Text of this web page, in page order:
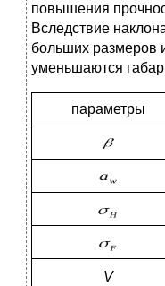
повышения
Вследствие
больших размеров
уменьшаются
параметры
V